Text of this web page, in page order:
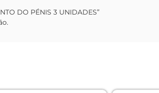
DO PÉNIS 3 UNIDADES”